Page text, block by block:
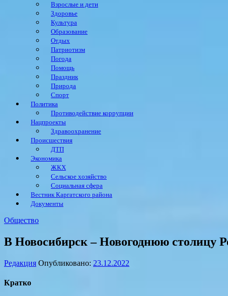
Взрослые и дети
Здоровье
Культура
Образование
Отдых
Патриотизм
Погода
Помощь
Праздник
Природа
Спорт
Политика
Противодействие коррупции
Нацпроекты
Здравоохранение
Происшествия
ДТП
Экономика
ЖКХ
Сельское хозяйство
Социальная сфера
Вестник Каргатского района
Документы
Общество
В Новосибирск – Новогоднюю столицу
Редакция Опубликовано: 23.12.2022
Кратко